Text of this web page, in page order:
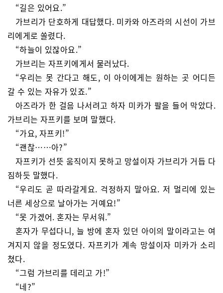
“길은 있어요.”
가브리가 단호하게 대답했다. 미카와 아즈라의 시선이 가브
리에게로 쏠렸다.
“하늘이 있잖아요.”
가브리는 자프키에게서 물러났다.
“우리는 못 간다고 해도, 이 아이에게는 원하는 곳 어디든
갈 수 있는 자유가 있죠.”
아즈라가 한 걸음 나서려고 하자 미카가 팔을 들어 막았다.
가브리는 자프키를 보며 말했다.
“가요, 자프키!”
“괜찮……아?”
자프키가 선뜻 움직이지 못하고 망설이자 가브리가 거듭 다
짐하듯 말했다.
“우리도 곧 따라갈게요. 걱정하지 말아요. 저 멀리에 있는
너른 세상으로 날아가는 거예요!”
“못 가겠어. 혼자는 무서워.”
혼자가 무섭다니, 늘 방에 혼자 있던 아이의 말이라고는 여
겨지지 않을 정도였다. 자프키가 계속 망설이자 미카가 소리
쳤다.
“그럼 가브리를 데리고 가!”
“네?”